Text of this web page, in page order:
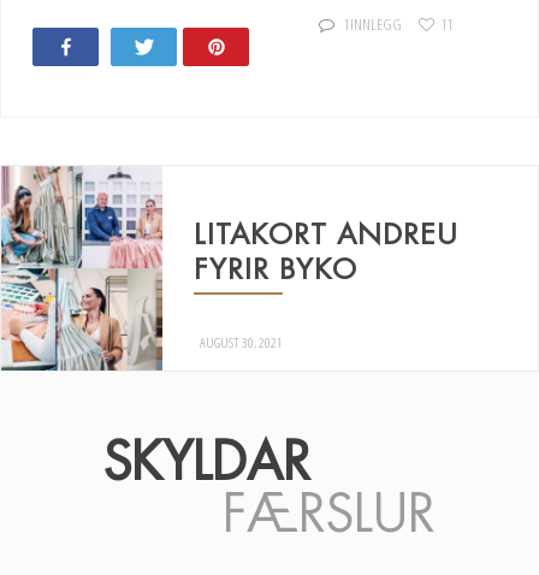
Tweet
1 INNLEGG 11
LITAKORT ANDREU
FYRIR BYKO
AUGUST 30, 2021
SKYLDAR
FÆRSLUR